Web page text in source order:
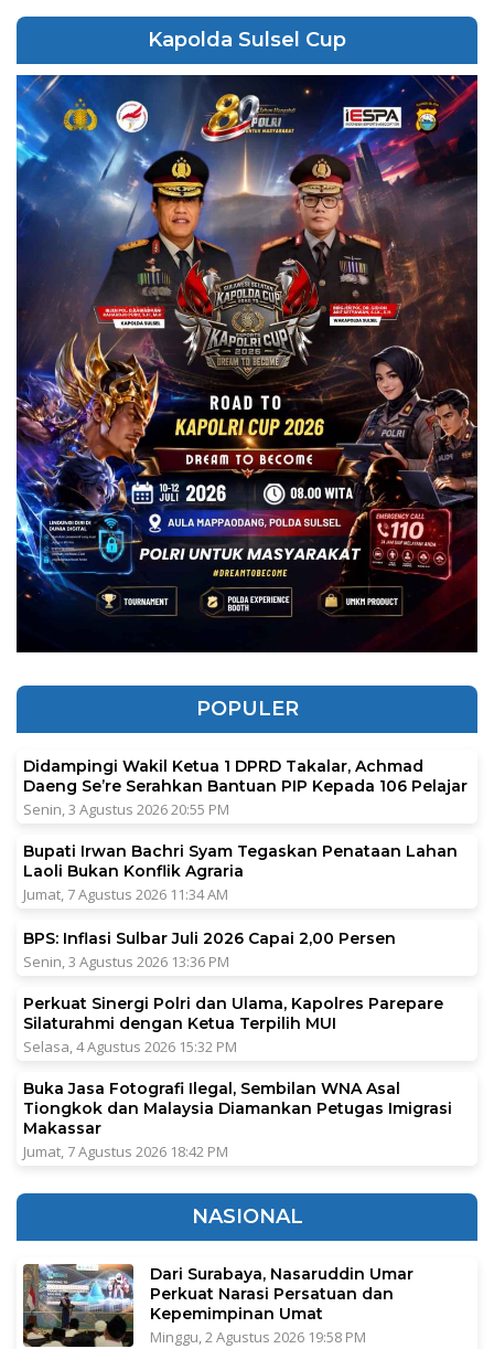
Kapolda Sulsel Cup
POPULER
Didampingi Wakil Ketua 1 DPRD Takalar, Achmad
Daeng Se’re Serahkan Bantuan PIP Kepada 106 Pelajar
Senin, 3 Agustus 2026 20:55 PM
Bupati Irwan Bachri Syam Tegaskan Penataan Lahan
Laoli Bukan Konflik Agraria
Jumat, 7 Agustus 2026 11:34 AM
BPS: Inflasi Sulbar Juli 2026 Capai 2,00 Persen
Senin, 3 Agustus 2026 13:36 PM
Perkuat Sinergi Polri dan Ulama, Kapolres Parepare
Silaturahmi dengan Ketua Terpilih MUI
Selasa, 4 Agustus 2026 15:32 PM
Buka Jasa Fotografi Ilegal, Sembilan WNA Asal
Tiongkok dan Malaysia Diamankan Petugas Imigrasi
Makassar
Jumat, 7 Agustus 2026 18:42 PM
NASIONAL
Dari Surabaya, Nasaruddin Umar
Perkuat Narasi Persatuan dan
Kepemimpinan Umat
Minggu, 2 Agustus 2026 19:58 PM